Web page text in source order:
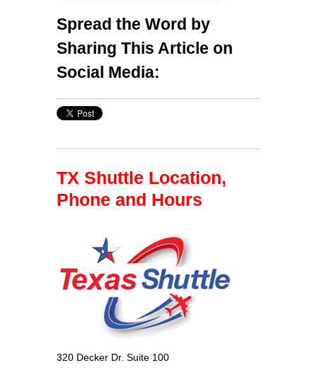
Spread the Word by
Sharing This Article on
Social Media:
TX Shuttle Location,
Phone and Hours
320 Decker Dr. Suite 100